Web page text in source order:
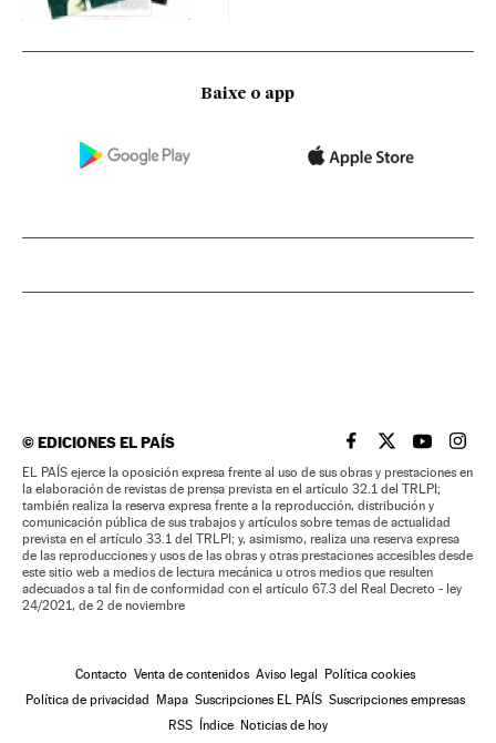
Baixe o app
©EDICIONES EL PAÍS EL PAÍS BRASIL EN
EL PAÍSEL PAÍS
EL
EL PAÍS ejerce la oposición expresa frente al uso de sus obras y prestaciones en
la elaboración de revistas de prensa prevista en el artículo 32.1 del TRLPI;
también realiza la reserva expresa frente a la reproducción, distribución y
comunicación pública de sus trabajos y artículos sobre temas de actualidad
prevista en el artículo 33.1 del TRLPI; y, asimismo, realiza una reserva expresa
de las reproducciones y usos de las obras y otras prestaciones accesibles desde
este sitio web a medios de lectura mecánica u otros medios que resulten
adecuados a tal fin de conformidad con el artículo 67.3 del Real Decreto - ley
24/2021, de 2 de noviembre
Contacto Venta de contenidos Aviso legal Política cookies
Política de privacidad Mapa Suscripciones EL PAÍS Suscripciones empresas
RSS Índice Noticias de hoy